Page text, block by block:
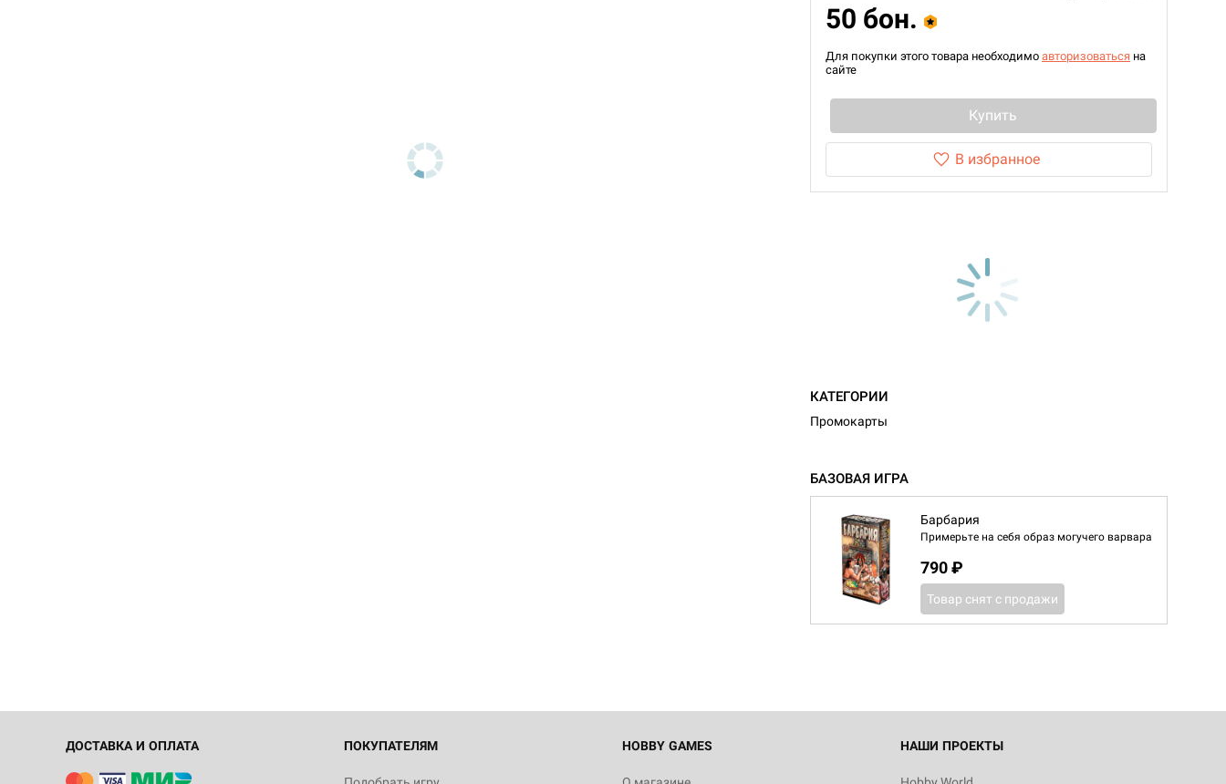
50 бон.
Для покупки этого товара необходимо авторизоваться на
сайте
Купить
В избранное
КАТЕГОРИИ
Промокарты
БАЗОВАЯ ИГРА
Барбария
Примерьте на себя образ могучего варвара
790 ₽
Товар снят с продажи
ДОСТАВКА И ОПЛАТА ПОКУПАТЕЛЯМ HOBBY GAMES НАШИ ПРОЕКТЫ